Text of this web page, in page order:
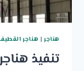
هناجر| هناجر
تنفيذ